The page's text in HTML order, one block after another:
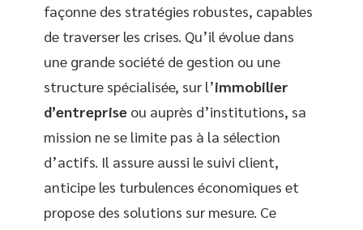
façonne des stratégies robustes, capables
de traverser les crises. Qu’il évolue dans
une grande société de gestion ou une
structure spécialisée, sur l’immobilier
d’entreprise ou auprès d’institutions, sa
mission ne se limite pas à la sélection
d’actifs. Il assure aussi le suivi client,
anticipe les turbulences économiques et
propose des solutions sur mesure. Ce